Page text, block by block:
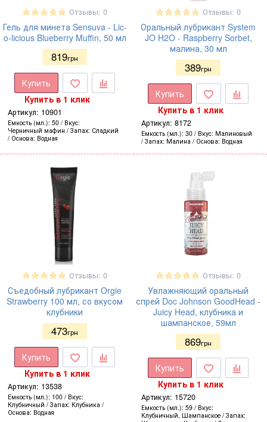
Отзывы: 0
Гель для минета Sensuva - Lic-
o-licious Blueberry Muffin, 50 мл
819грн
Купить
Купить в 1 клик
Артикул: 10901
Емкость (мл.) 50
Вкус
Черничный мафин
Запах Сладкий
Основа Водная
Отзывы: 0
Оральный лубрикант System
JO H2O - Raspberry Sorbet,
малина, 30 мл
389грн
Купить
Купить в 1 клик
Артикул: 8172
Емкость (мл.) 30 Вкус Малиновый
Запах Малина Основа Водная
Отзывы: 0
Съедобный лубрикант Orgie
Strawberry 100 мл, со вкусом
клубники
473грн
Купить
Купить в 1 клик
Артикул: 13538
Емкость (мл.) 100
Вкус
Клубничный
Запах Клубника
Основа Водная
Отзывы: 0
Увлажняющий оральный
спрей Doc Johnson GoodHead -
Juicy Head, клубника и
шампанское, 59мл
869грн
Купить
Купить в 1 клик
Артикул: 15720
Емкость (мл.) 59
Вкус
Клубничный, Шампанское Запах